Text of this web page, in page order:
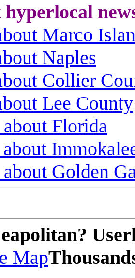
hyperlocal
Marco
Naples
Collier
Lee County
about Florida
about
about Golden
Map